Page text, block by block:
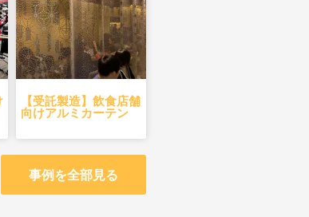
【受託製造】飲食店舗
向けアルミカーテン
事例を全部見る